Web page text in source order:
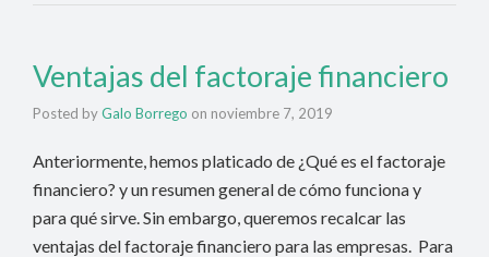
Ventajas del factoraje financiero
Posted byGalo Borrego on noviembre 7, 2019
Anteriormente, hemos platicado de ¿Qué es el factoraje
financiero? y un resumen general de cómo funciona y
para qué sirve. Sin embargo, queremos recalcar las
ventajas del factoraje financiero para las empresas. Para